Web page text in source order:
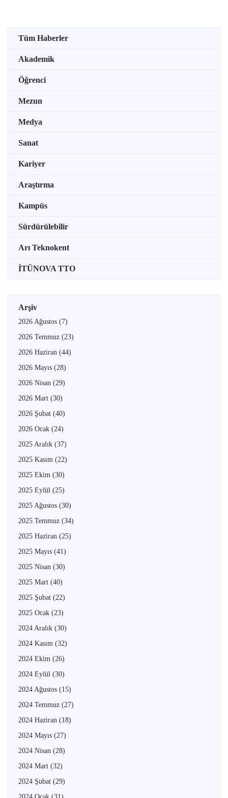
Tüm Haberler
Akademik
Öğrenci
Mezun
Medya
Sanat
Kariyer
Araştırma
Kampüs
Sürdürülebilir
Arı Teknokent
İTÜNOVA TTO
Arşiv
2026 Ağustos (7)
2026 Temmuz (23)
2026 Haziran (44)
2026 Mayıs (28)
2026 Nisan (29)
2026 Mart (30)
2026 Şubat (40)
2026 Ocak (24)
2025 Aralık (37)
2025 Kasım (22)
2025 Ekim (30)
2025 Eylül (25)
2025 Ağustos (30)
2025 Temmuz (34)
2025 Haziran (25)
2025 Mayıs (41)
2025 Nisan (30)
2025 Mart (40)
2025 Şubat (22)
2025 Ocak (23)
2024 Aralık (30)
2024 Kasım (32)
2024 Ekim (26)
2024 Eylül (30)
2024 Ağustos (15)
2024 Temmuz (27)
2024 Haziran (18)
2024 Mayıs (27)
2024 Nisan (28)
2024 Mart (32)
2024 Şubat (29)